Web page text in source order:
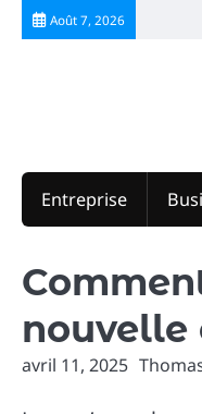
Skip
Août 7, 2026
Entreprise
nouvelle
avril 11, 2025